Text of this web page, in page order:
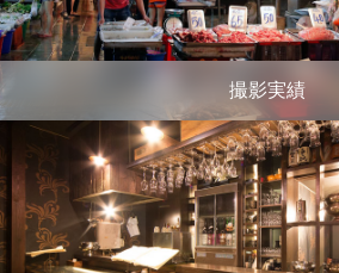
撮影実績